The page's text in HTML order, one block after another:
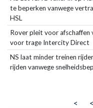
te beperken vanwege
HSL
Rover pleit voor afschaffen
voor trage Intercity Direct
NS laat minder treinen
rijden vanwege
<